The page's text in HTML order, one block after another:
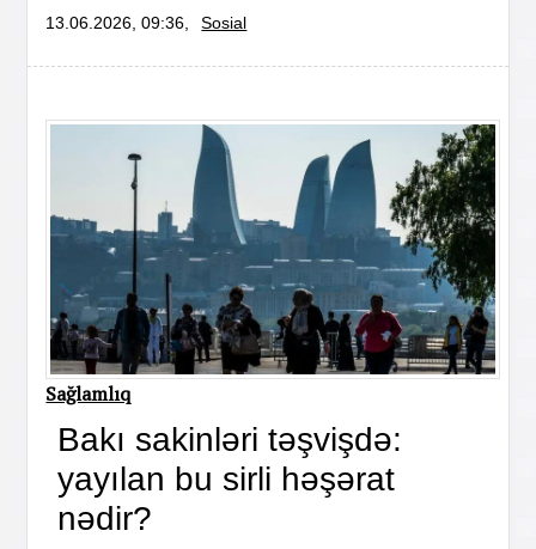
13.06.2026, 09:36, Sosial
Sağlamlıq
Bakı sakinləri təşvişdə:
yayılan bu sirli həşərat
nədir?